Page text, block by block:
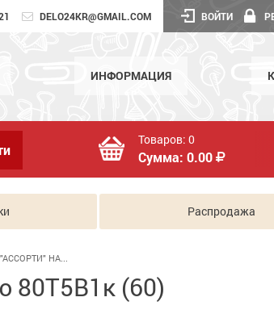
DELO24KR@GMAIL.COM ВОЙТИ
ИНФОРМАЦИЯ
Товаров: 0
Сумма: 0.00
Распродажа
НА...
80Т5В1к (60)